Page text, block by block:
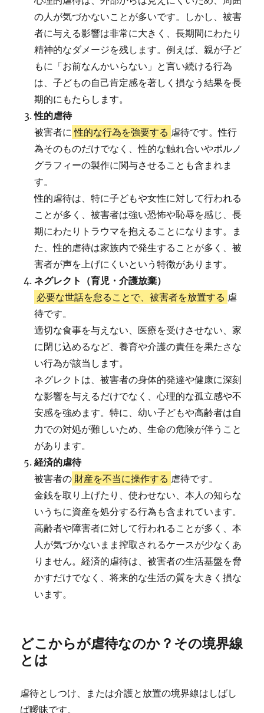
の人が気づかないことが多いです。しかし、被害
者に与える影響は非常に大きく、長期間にわたり
精神的なダメージを残します。例えば、親が子ど
もに「お前なんかいらない」と言い続ける行為
は、子どもの自己肯定感を著しく損なう結果を長
期的にもたらします。
性的虐待
被害者に 性的な行為を強要する 虐待です。性行
為そのものだけでなく、性的な触れ合いやポルノ
グラフィーの製作に関与させることも含まれま
す。
性的虐待は、特に子どもや女性に対して行われる
ことが多く、被害者は強い恐怖や恥辱を感じ、長
期にわたりトラウマを抱えることになります。ま
た、性的虐待は家族内で発生することが多く、被
害者が声を上げにくいという特徴があります。
ネグレクト（育児・介護放棄）
必要な世話を怠ることで、被害者を放置する 虐
待です。
適切な食事を与えない、医療を受けさせない、家
に閉じ込めるなど、養育や介護の責任を果たさな
い行為が該当します。
ネグレクトは、被害者の身体的発達や健康に深刻
な影響を与えるだけでなく、心理的な孤立感や不
安感を強めます。特に、幼い子どもや高齢者は自
力での対処が難しいため、生命の危険が伴うこと
があります。
経済的虐待
被害者の 財産を不当に操作する 虐待です。
金銭を取り上げたり、使わせない、本人の知らな
いうちに資産を処分する行為も含まれています。
高齢者や障害者に対して行われることが多く、本
人が気づかないまま搾取されるケースが少なくあ
りません。経済的虐待は、被害者の生活基盤を脅
かすだけでなく、将来的な生活の質を大きく損な
います。
どこからが虐待なのか？その境界線
とは
虐待としつけ、または介護と放置の境界線はしばし
ば曖昧です。